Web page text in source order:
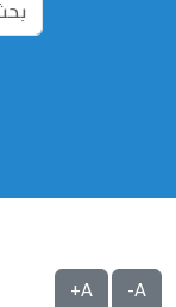
A-
A+